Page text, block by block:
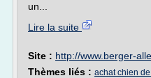
un...
Lire la suite
Site : http://www.berger-
Thèmes liés : achat chien